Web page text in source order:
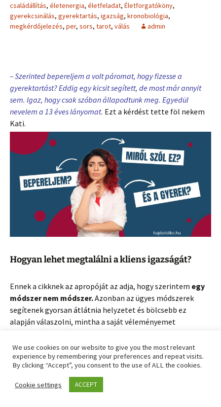
családállítás, életenergia, életfeladat, Életforgatóköny,
gyerekcsinálás, gyerektartás, igazság, kronobiológia,
megkérdőjelezés, per, sors, tarot, válás admin
– Szerinted bepereljem a volt páromat, hogy fizesse a
gyerektartást? Eddig egy kicsit segített, de most már annyit
sem. Igaz, hogy csak szóban állapodtunk meg. Egyedül
nevelem a 13 éves lányomat. Ezt a kérdést tette föl nekem
Kati.
Hogyan lehet megtalálni a kliens igazságát?
Ennek a cikknek az apropóját az adja, hogy szerintem egy
módszer nem módszer.Azonban az ügyes módszerek
segítenek gyorsan átlátnia helyzetet és bölcsebb ez
alapján válaszolni, mintha a saját véleményemet
mondanám el a kérdezőnek.
Nem az a fontos, hogy az én igazságomat közöljem vele,
hanem hogy megtaláljuk, neki mi lesz az igaz.
1. Életforgatókönyv – küldetésszám
We use cookies on our website to give you the most relevant
experience by remembering your preferences and repeat visits.
By clicking “Accept”, you consent to the use of ALL the cookies.
Cookie settings ACCEPT